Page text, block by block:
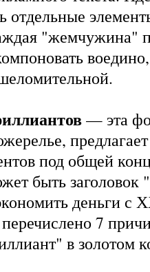
отдельные
"жемчужина"
— эта
под общей
быть заголовок
деньги с
7
в золотом